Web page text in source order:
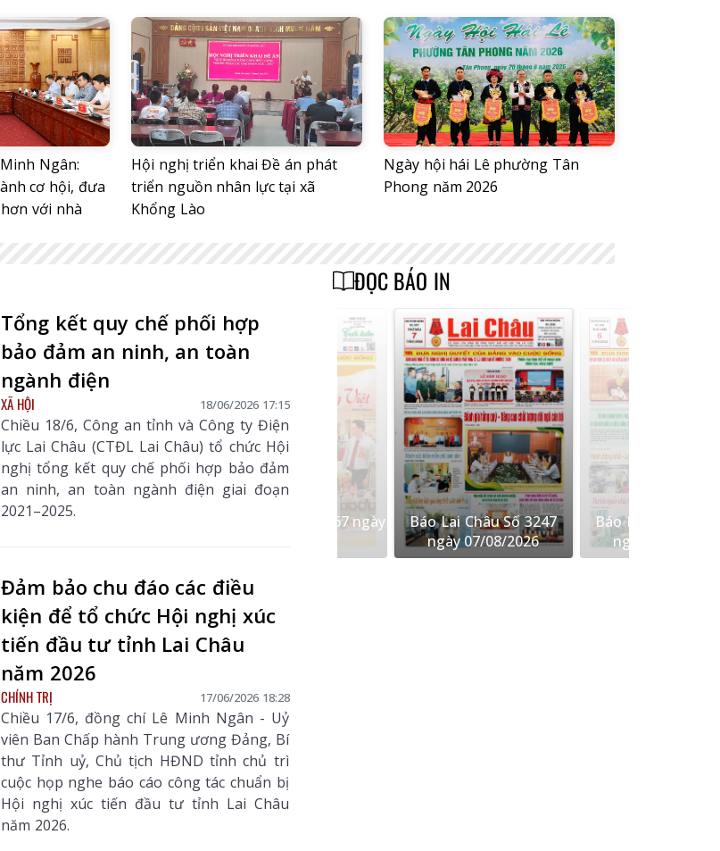
Ngân:
cơ hội, đưa
với nhà
Hội nghị triển khai Đề án phát
triển nguồn nhân lực tại xã
Khổng Lào
Ngày hội hái Lê phường Tân
Phong năm 2026
Tổng kết quy chế phối hợp
bảo đảm an ninh, an toàn
ngành điện
XÃ HỘI 18/06/2026 17:15
Chiều 18/6, Công an tỉnh và Công ty Điện
lực Lai Châu (CTĐL Lai Châu) tổ chức Hội
nghị tổng kết quy chế phối hợp bảo đảm
an ninh, an toàn ngành điện giai đoạn
2021–2025.
Đảm bảo chu đáo các điều
kiện để tổ chức Hội nghị xúc
tiến đầu tư tỉnh Lai Châu
năm 2026
CHÍNH TRỊ 17/06/2026 18:28
Chiều 17/6, đồng chí Lê Minh Ngân - Uỷ
viên Ban Chấp hành Trung ương Đảng, Bí
thư Tỉnh uỷ, Chủ tịch HĐND tỉnh chủ trì
cuộc họp nghe báo cáo công tác chuẩn bị
Hội nghị xúc tiến đầu tư tỉnh Lai Châu
năm 2026.
ĐỌC BÁO IN
Báo Lai Châu Số 3241
Báo Lai Châu Số 567 ngày
Báo Lai Châu Số 3247
ngày 07/08/2026
Báo Lai Châu Số
ngày 06/08/